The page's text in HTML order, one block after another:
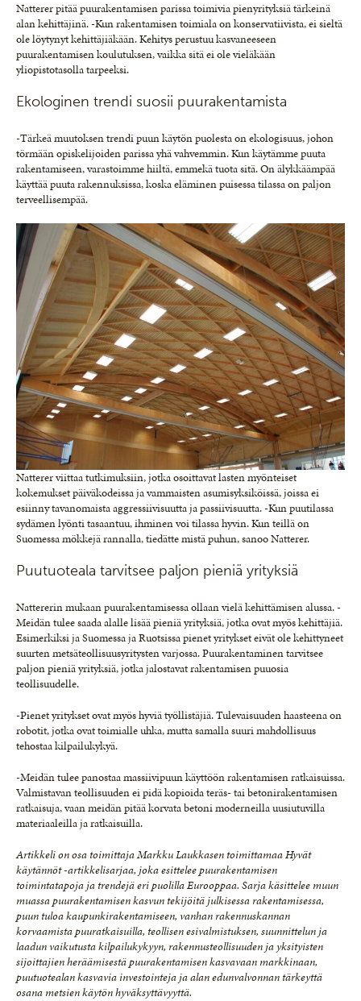
Natterer pitää puurakentamisen parissa toimivia pienyrityksiä tärkeinä
alan kehittäjinä. -Kun rakentamisen toimiala on konservatiivista, ei sieltä
ole löytynyt kehittäjiäkään. Kehitys perustuu kasvaneeseen
puurakentamisen koulutuksen, vaikka sitä ei ole vieläkään
yliopistotasolla tarpeeksi.
Ekologinen trendi suosii puurakentamista
-Tärkeä muutoksen trendi puun käytön puolesta on ekologisuus, johon
törmään opiskelijoiden parissa yhä vahvemmin. Kun käytämme puuta
rakentamiseen, varastoimme hiiltä, emmekä tuota sitä. On älykkäämpää
käyttää puuta rakennuksissa, koska eläminen puisessa tilassa on paljon
terveellisempää.
Natterer viittaa tutkimuksiin, jotka osoittavat lasten myönteiset
kokemukset päiväkodeissa ja vammaisten asumisyksiköissä, joissa ei
esiinny tavanomaista aggressiivisuutta ja passiivisuutta. -Kun puutilassa
sydämen lyönti tasaantuu, ihminen voi tilassa hyvin. Kun teillä on
Suomessa mökkejä rannalla, tiedätte mistä puhun, sanoo Natterer.
Puutuoteala tarvitsee paljon pieniä yrityksiä
Nattererin mukaan puurakentamisessa ollaan vielä kehittämisen alussa. -
Meidän tulee saada alalle lisää pieniä yrityksiä, jotka ovat myös kehittäjiä.
Esimerkiksi ja Suomessa ja Ruotsissa pienet yritykset eivät ole kehittyneet
suurten metsäteollisuusyritysten varjossa. Puurakentaminen tarvitsee
paljon pieniä yrityksiä, jotka jalostavat rakentamisen puuosia
teollisuudelle.
-Pienet yritykset ovat myös hyviä työllistäjiä. Tulevaisuuden haasteena on
robotit, jotka ovat toimialle uhka, mutta samalla suuri mahdollisuus
tehostaa kilpailukykyä.
-Meidän tulee panostaa massiivipuun käyttöön rakentamisen ratkaisuissa.
Valmistavan teollisuuden ei pidä kopioida teräs- tai betonirakentamisen
ratkaisuja, vaan meidän pitää korvata betoni moderneilla uusiutuvilla
materiaaleilla ja ratkaisuilla.
Artikkeli on osa toimittaja Markku Laukkasen toimittamaa Hyvät
käytännöt -artikkelisarjaa, joka esittelee puurakentamisen
toimintatapoja ja trendejä eri puolilla Eurooppaa. Sarja käsittelee muun
muassa puurakentamisen kasvun tekijöitä julkisessa rakentamisessa,
puun tuloa kaupunkirakentamiseen, vanhan rakennuskannan
korvaamista puuratkaisuilla, teollisen esivalmistuksen, suunnittelun ja
laadun vaikutusta kilpailukykyyn, rakennusteollisuuden ja yksityisten
sijoittajien heräämisestä puurakentamisen kasvavaan markkinaan,
puutuotealan kasvavia investointeja ja alan edunvalvonnan tärkeyttä
osana metsien käytön hyväksyttävyyttä.